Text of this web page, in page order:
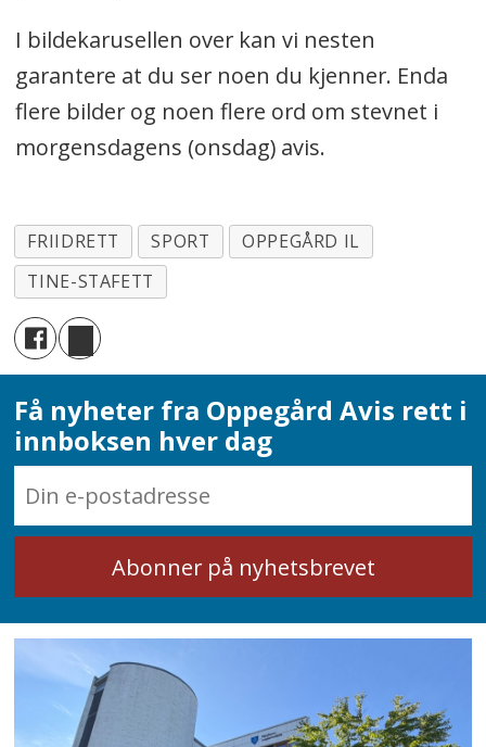
I bildekarusellen over kan vi nesten
garantere at du ser noen du kjenner. Enda
flere bilder og noen flere ord om stevnet i
morgensdagens (onsdag) avis.
FRIIDRETT SPORT
OPPEGÅRD IL
TINE-STAFETT
Få nyheter fra Oppegård Avis rett i
innboksen hver dag